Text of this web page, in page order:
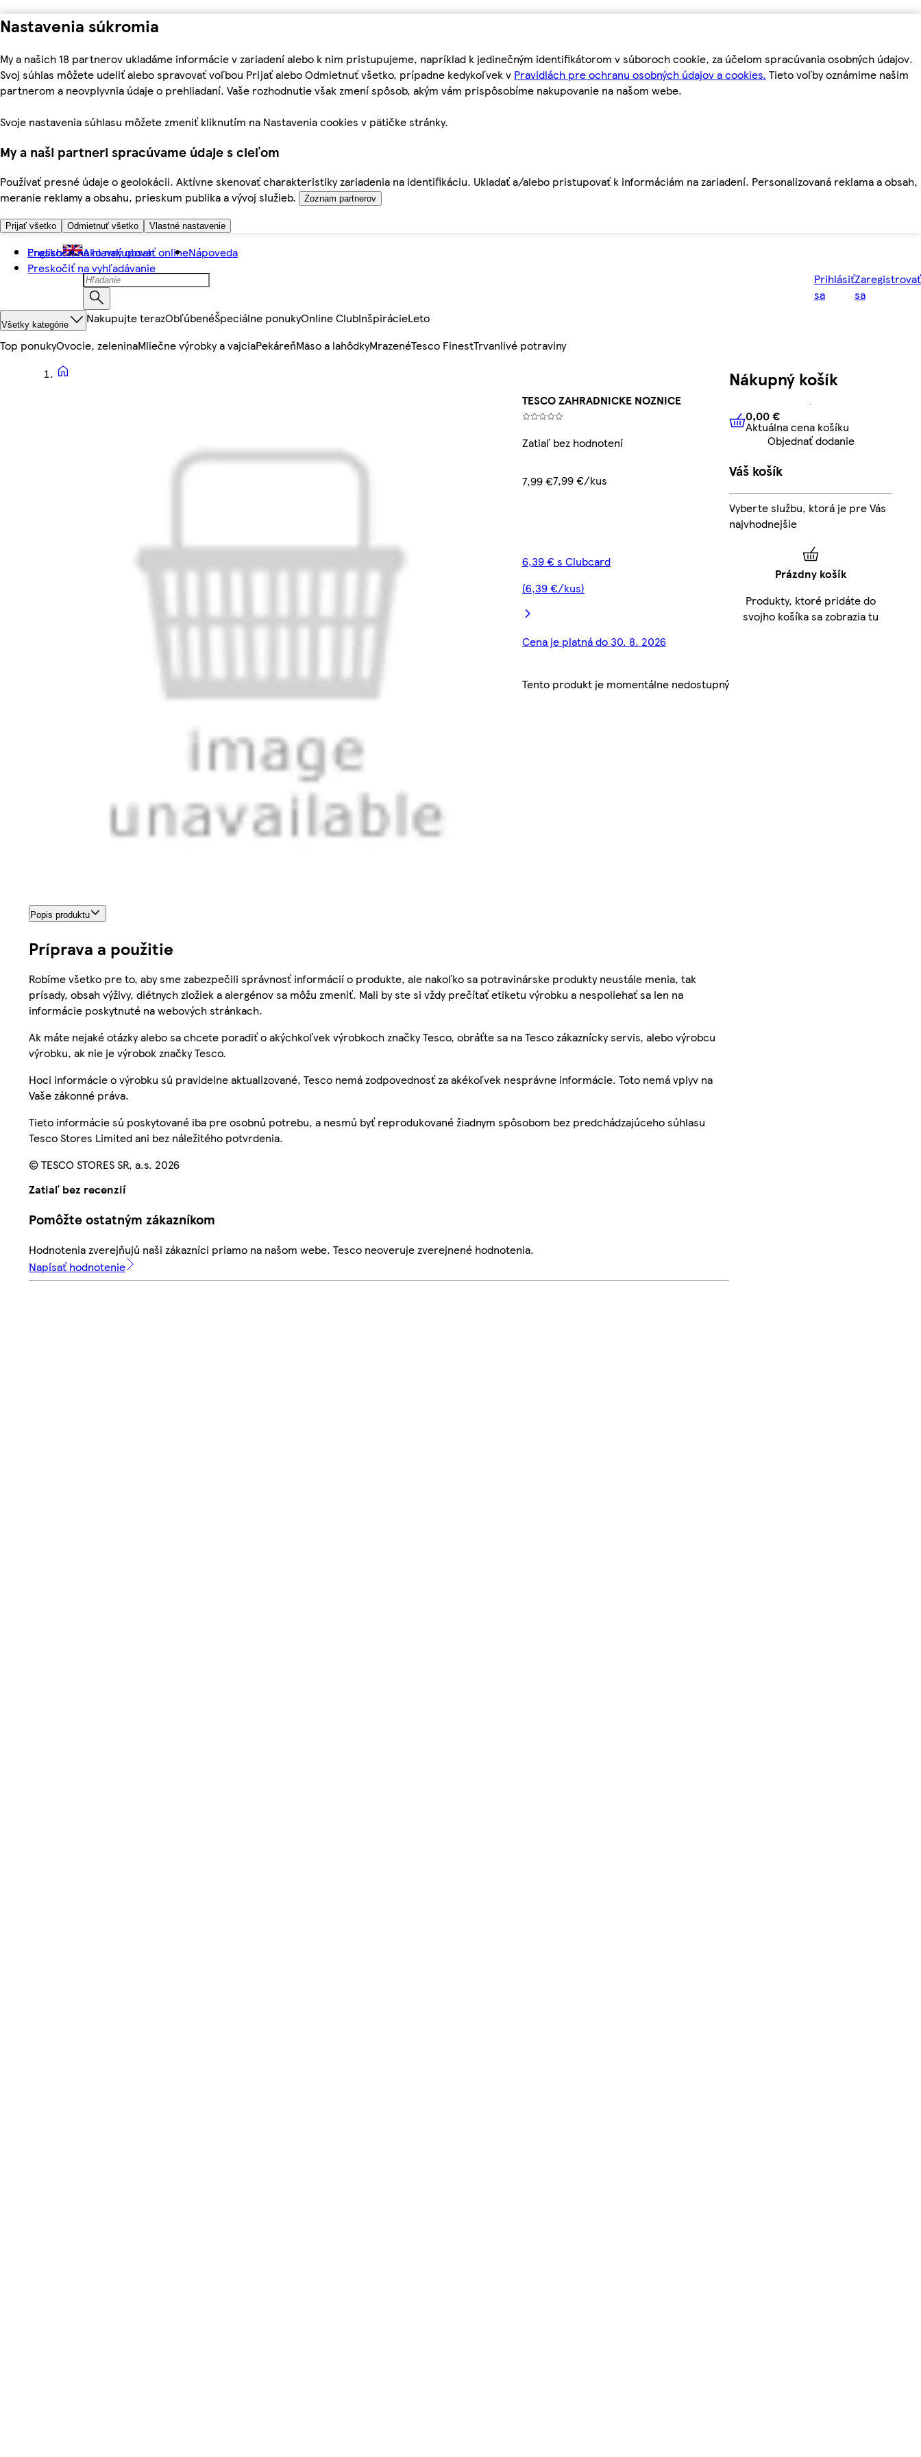
Nastavenia súkromia
My a našich 18 partnerov ukladáme informácie v zariadení alebo k nim pristupujeme, napríklad k jedinečným identifikátorom v súboroch cookie, za účelom spracúvania osobných údajov.
Svoj súhlas môžete udeliť alebo spravovať voľbou Prijať alebo Odmietnuť všetko, prípadne kedykoľvek v Pravidlách pre ochranu osobných údajov a cookies. Tieto voľby oznámime našim
partnerom a neovplyvnia údaje o prehliadaní. Vaše rozhodnutie však zmení spôsob, akým vám prispôsobíme nakupovanie na našom webe.
Svoje nastavenia súhlasu môžete zmeniť kliknutím na Nastavenia cookies v pätičke stránky.
My a naši partneri spracúvame údaje s cieľom
Používať presné údaje o geolokácii. Aktívne skenovať charakteristiky zariadenia na identifikáciu. Ukladať a/alebo pristupovať k informáciám na zariadení. Personalizovaná reklama a obsah,
meranie reklamy a obsahu, prieskum publika a vývoj služieb.
Zoznam partnerov
Prijať všetko Odmietnuť všetko Vlastné nastavenie
Preskočiť na hlavný obsah
Preskočiť na vyhľadávanie
English Ako nakupovať onlineNápoveda
Prihlásiť
sa
Zaregistrovať
sa
Všetky kategórie Nakupujte terazObľúbenéŠpeciálne ponukyOnline ClubInšpirácieLeto
Top ponukyOvocie, zeleninaMliečne výrobky a vajciaPekáreňMäso a lahôdkyMrazenéTesco FinestTrvanlivé potraviny
TESCO ZAHRADNICKE NOZNICE
Zatiaľ bez hodnotení
7,99 €7,99 €/kus
6,39 € s Clubcard
(6,39 €/kus)
Cena je platná do 30. 8. 2026
Tento produkt je momentálne nedostupný
Popis produktu
Príprava a použitie
Robíme všetko pre to, aby sme zabezpečili správnosť informácií o produkte, ale nakoľko sa potravinárske produkty neustále menia, tak
prísady, obsah výživy, diétnych zložiek a alergénov sa môžu zmeniť. Mali by ste si vždy prečítať etiketu výrobku a nespoliehať sa len na
informácie poskytnuté na webových stránkach.
Ak máte nejaké otázky alebo sa chcete poradiť o akýchkoľvek výrobkoch značky Tesco, obráťte sa na Tesco zákaznícky servis, alebo výrobcu
výrobku, ak nie je výrobok značky Tesco.
Hoci informácie o výrobku sú pravidelne aktualizované, Tesco nemá zodpovednosť za akékoľvek nesprávne informácie. Toto nemá vplyv na
Vaše zákonné práva.
Tieto informácie sú poskytované iba pre osobnú potrebu, a nesmú byť reprodukované žiadnym spôsobom bez predchádzajúceho súhlasu
Tesco Stores Limited ani bez náležitého potvrdenia.
© TESCO STORES SR, a.s. 2026
Zatiaľ bez recenzií
Pomôžte ostatným zákazníkom
Hodnotenia zverejňujú naši zákazníci priamo na našom webe. Tesco neoveruje zverejnené hodnotenia.
Napísať hodnotenie
Nákupný košík
0,00 € Aktuálna cena košíku
0,00 €
Aktuálna cena košíku
Objednať dodanie
Váš košík
Vyberte službu, ktorá je pre Vás
najvhodnejšie
Prázdny košík
Produkty, ktoré pridáte do
svojho košíka sa zobrazia tu